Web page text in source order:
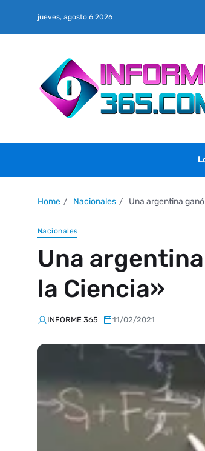
jueves, agosto 6 2026
Home Nacionales Una argentina
Nacionales
Una
la Ciencia»
INFORME 365 11/02/2021